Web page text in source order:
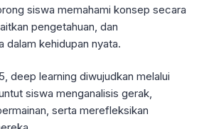
siswa memahami konsep secara
pengetahuan, dan
dalam kehidupan nyata.
deep learning diwujudkan melalui
siswa menganalisis gerak,
serta merefleksikan